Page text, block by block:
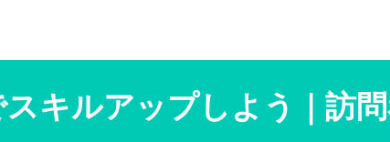
スキルアップしよう｜訪